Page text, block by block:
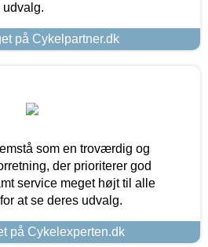
udvalg.
på Cykelpartner.dk
som en troværdig og
der prioriterer god
service meget højt til alle
at se deres udvalg.
på Cykelexperten.dk